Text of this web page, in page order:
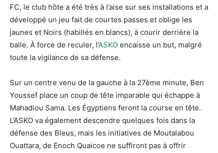
FC, le club hôte a été très à l’aise sur ses installations et a
développé un jeu fait de courtes passes et oblige les
jaunes et Noirs (habillés en blancs), à courir derrière la
balle. À force de reculer, l’ASKO encaisse un but, malgré
toute la vigilance de sa défense.
Sur un centre venu de la gauche à la 27ème minute, Ben
Youssef place un coup de tête imparable qui échappe à
Mahadiou Sama. Les Égyptiens feront la course en tête.
L’ASKO va également descendre quelques fois dans la
défense des Bleus, mais les initiatives de Moutalabou
Ouattara, de Enoch Quaicoe ne suffiront pas à offrir